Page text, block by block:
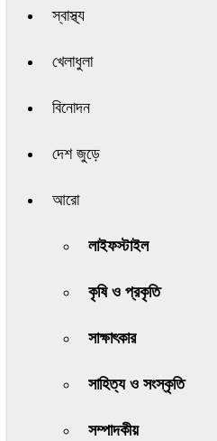
স্বাস্থ্য
খেলাধুলা
বিনোদন
দেশ জুড়ে
আরো
লাইফস্টাইল
কৃষি ও প্রকৃতি
সাক্ষাৎকার
সাহিত্য ও সংস্কৃতি
সম্পাদকীয়